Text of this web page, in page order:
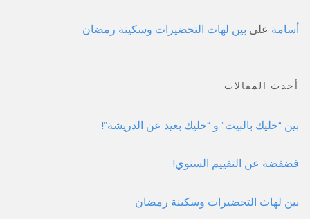
أسامة على بين لهاث التحضيرات وسكينة رمضان
أحدث المقالات
بين “خليك بالبيت” و “خليك بعيد عن الدريشة”!
فضفضة عن التقييم السنوي!
بين لهاث التحضيرات وسكينة رمضان